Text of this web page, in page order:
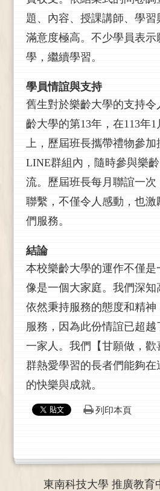
題、內容、授課講師、學
滿意度極高。不少學員表示
學，繼續學習。
學員情誼與支持
舊生對於樂齡大學的支持
齡大學的第13年，在113年1
上，歷屆班長攜帶禮物參
LINE群組內，隨時參與樂
流。歷屆班長每月聯誼一
聯繫，不僅令人感動，也
們服務。
結論
本校樂齡大學的運作不僅
像是一個大家庭。我們深知
依然秉持服務的態度和精
服務，因為此份情誼已超
一家人。我們【甘願做，
群熱愛學習的長者們能夠
的快樂與成就。
列印本頁
東南科技大學 推廣教育